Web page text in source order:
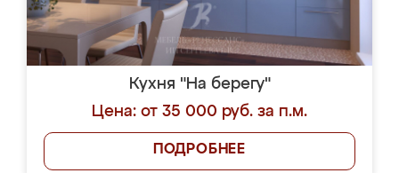
Кухня "На берегу"
Цена: от 35 000 руб. за п.м.
ПОДРОБНЕЕ